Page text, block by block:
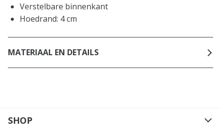
Verstelbare binnenkant
Hoedrand: 4 cm
MATERIAAL EN DETAILS
SHOP